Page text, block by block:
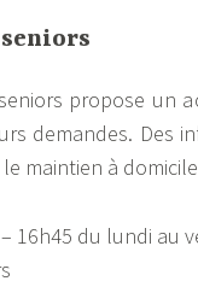
propose un
demandes. Des
maintien à
16h45 du lundi au